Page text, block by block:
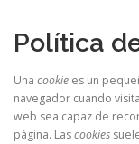
TEST DE
Política
Una cookie es un
navegador cuando
web sea capaz de
página. Lascookies